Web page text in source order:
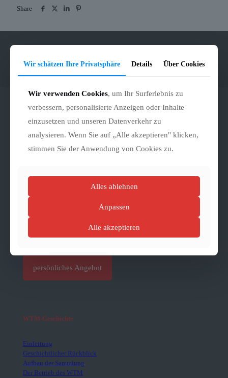
Share
|events@tram.at
Allgemein
Zusatzleistungen
Familienfest
Hochzeit
Mietbare Straßenbahnen
Gruppenangebote
persönliches Angebot
WTM-Geschichte
Einleitung
Geschichtlicher Rückblick
Aufbau der Sammlung
Der Betrieb des WTM
Wir schätzen Ihre Privatsphäre Details Über Cookies
Wir verwenden Cookies, um Ihr Surferlebnis zu
verbessern, personalisierte Anzeigen oder Inhalte
einzusetzen und unseren Datenverkehr zu
analysieren. Wenn Sie auf „Alle akzeptieren" klicken,
stimmen Sie der Anwendung von Cookies zu.
Alles ablehnen
Anpassen
Alle akzeptieren